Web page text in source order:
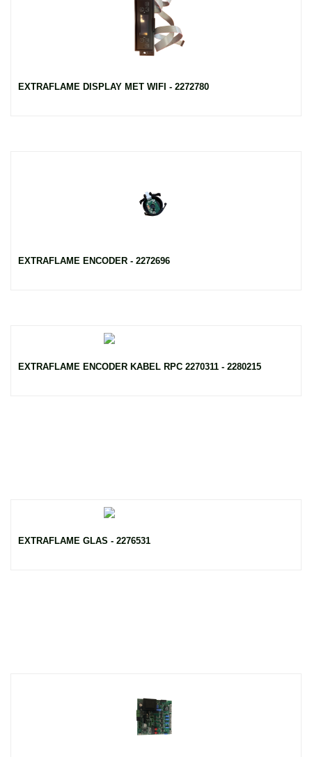
EXTRAFLAME DISPLAY MET WIFI - 2272780
EXTRAFLAME ENCODER - 2272696
EXTRAFLAME ENCODER KABEL RPC 2270311 - 2280215
EXTRAFLAME GLAS - 2276531